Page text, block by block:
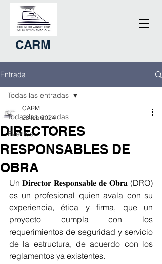
CARM
Entrada
Todas las entradas
Eventos
Todas las entradas
DIRECTORES
RESPONSABLES DE
OBRA
CARM
28 feb 2024
Un 𝐃𝐢𝐫𝐞𝐜𝐭𝐨𝐫 𝐑𝐞𝐬𝐩𝐨𝐧𝐬𝐚𝐛𝐥𝐞 𝐝𝐞 𝐎𝐛𝐫𝐚 (DRO)
es un profesional quien avala con su
experiencia, ética y firma, que un
proyecto cumpla con los
requerimientos de seguridad y servicio
de la estructura, de acuerdo con los
reglamentos ya existentes.